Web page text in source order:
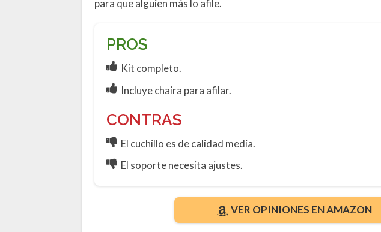
para que alguien más lo afile.
PROS
Kit completo.
Incluye chaira para afilar.
CONTRAS
El cuchillo es de calidad media.
El soporte necesita ajustes.
VER OPINIONES EN AMAZON